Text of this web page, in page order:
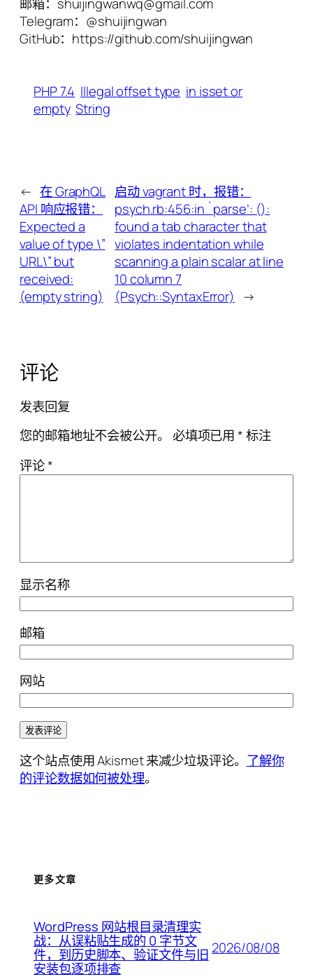
邮箱：shuijingwanwq@gmail.com
Telegram：@shuijingwan
GitHub：https://github.com/shuijingwan
PHP 7.4 Illegal offset type in isset or
empty String
← 在 GraphQL
API 响应报错：
Expected a
value of type \”
URL\” but
received:
(empty string)
启动 vagrant 时，报错：
psych.rb:456:in `parse’: ():
found a tab character that
violates indentation while
scanning a plain scalar at line
10 column 7
(Psych::SyntaxError)
→
评论
发表回复
您的邮箱地址不会被公开。 必填项已用*标注
评论*
显示名称
邮箱
网站
这个站点使用 Akismet 来减少垃圾评论。 了解你
的评论数据如何被处理。
更多文章
WordPress 网站根目录清理实
战：从误粘贴生成的 0 字节文
件，到历史脚本、验证文件与旧
安装包逐项排查
2026/08/08